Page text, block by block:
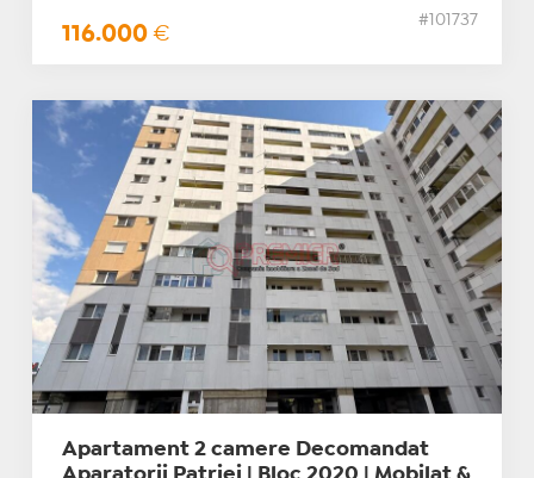
116.000 €
#101737
Apartament 2 camere Decomandat